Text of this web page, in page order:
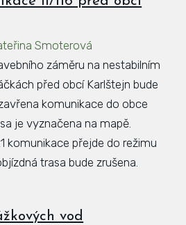
Smoterová
záměru na nestabilním
před obcí Karlštejn bude
komunikace do obce
je vyznačena na mapě.
komunikace přejde do režimu
trasa bude zrušena.
vod